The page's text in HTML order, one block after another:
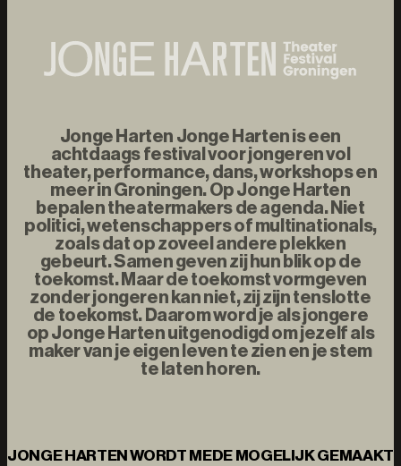
Jonge Harten Jonge Harten is een
achtdaags festival voor jongeren vol
theater, performance, dans, workshops en
meer in Groningen. Op Jonge Harten
bepalen theatermakers de agenda. Niet
politici, wetenschappers of multinationals,
zoals dat op zoveel andere plekken
gebeurt. Samen geven zij hun blik op de
toekomst. Maar de toekomst vormgeven
zonder jongeren kan niet, zij zijn tenslotte
de toekomst. Daarom word je als jongere
op Jonge Harten uitgenodigd om jezelf als
maker van je eigen leven te zien en je stem
te laten horen.
JONGE HARTEN WORDT MEDE MOGELIJK GEMAAKT